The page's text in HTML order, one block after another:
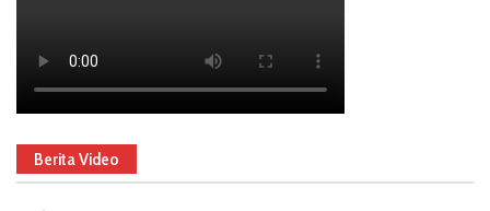
Berita Video